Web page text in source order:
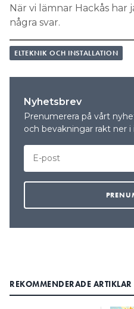
När vi lämnar Hackås
några svar.
ELTEKNIK OCH INSTALLATION
Nyhetsbrev
Prenumerera på vårt
och bevakningar rakt ner i
REKOMMENDERADE ARTIKLAR